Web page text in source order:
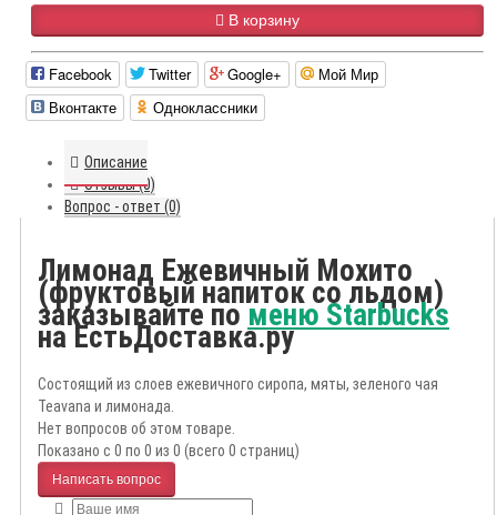
В корзину
Facebook Twitter Google+
Мой Мир
Вконтакте
Одноклассники
Описание
Отзывы (0)
Вопрос - ответ (0)
Лимонад Ежевичный Мохито
(фруктовый напиток со льдом)
заказывайте поменю Starbucks
на ЕстьДоставка.ру
Состоящий из слоев ежевичного сиропа, мяты, зеленого чая
Teavana и лимонада.
Нет вопросов об этом товаре.
Показано с 0 по 0 из 0 (всего 0 страниц)
Написать вопрос